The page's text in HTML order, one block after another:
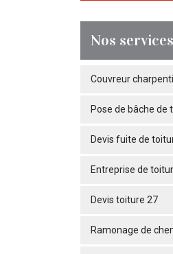
Nos services
Couvreur
Pose de bâche de
Devis fuite de
Entreprise de
Devis toiture 27
Ramonage de